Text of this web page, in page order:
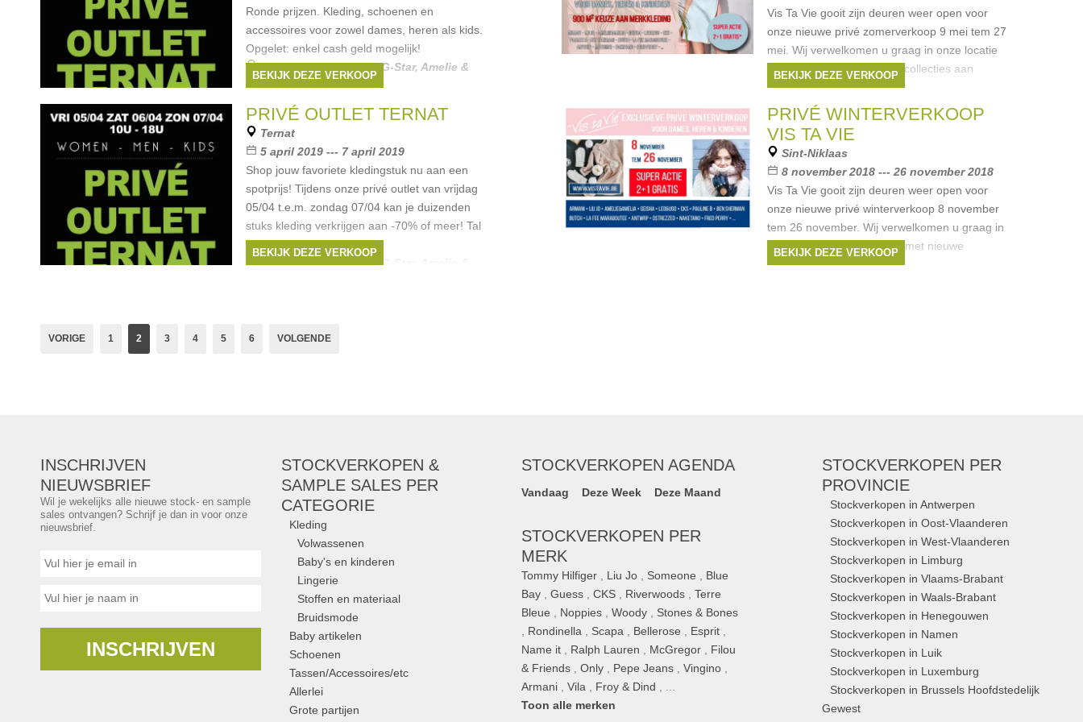
Ronde prijzen. Kleding, schoenen en
accessoires voor zowel dames, heren als kids.
Opgelet: enkel cash geld mogelijk!
Merken:Only,Garcia,G-Star, Amelie &
Amelie,Jack & Jones, ...
BEKIJK DEZE VERKOOP
Vis Ta Vie gooit zijn deuren weer open voor
onze nieuwe privé zomerverkoop 9 mei tem 27
mei. Wij verwelkomen u graag in onze locatie
te Sint-niklaas met nieuwe collecties aan
verminderde prijzen. Onze
Merken: Ralph Lauren ,Guess ,Armani
Liu Jo , Hugo Boss , ...
BEKIJK DEZE VERKOOP
PRIVÉ OUTLET TERNAT
Ternat
5 april 2019 --- 7 april 2019
Shop jouw favoriete kledingstuk nu aan een
spotprijs! Tijdens onze privé outlet van vrijdag
05/04 t.e.m. zondag 07/04 kan je duizenden
stuks kleding verkrijgen aan -70% of meer! Tal
van bekende
Merken:Only,Garcia,G-Star
BEKIJK DEZE VERKOOP
PRIVÉ WINTERVERKOOP
VIS TA VIE
Sint-Niklaas
8 november 2018 --- 26 november 2018
Vis Ta Vie gooit zijn deuren weer open voor
onze nieuwe privé winterverkoop 8 november
tem 26 november. Wij verwelkomen u graag in
onze locatie te sint-niklaas met nieuwe
collecties aan verminderde
BEKIJK DEZE VERKOOP
VORIGE 1 2 3 4 5 6 VOLGENDE
INSCHRIJVEN
NIEUWSBRIEF
Wil je wekelijks alle nieuwe stock- en sample
sales ontvangen? Schrijf je dan in voor onze
nieuwsbrief.
INSCHRIJVEN
STOCKVERKOPEN &
SAMPLE SALES PER
CATEGORIE
Kleding
Volwassenen
Baby's en kinderen
Lingerie
Stoffen en materiaal
Bruidsmode
Baby artikelen
Schoenen
Tassen/Accessoires/etc
Allerlei
Grote partijen
STOCKVERKOPEN AGENDA
Vandaag Deze Week Deze Maand
STOCKVERKOPEN PER
MERK
Tommy Hilfiger Liu Jo Someone
Blue
Bay ,Guess ,CKS Riverwoods ,Terre
Bleue
Noppies ,Woody
Stones & Bones
Rondinella Scapa Bellerose Esprit
Name it
Ralph Lauren McGregor
Filou
& Friends ,Only Pepe Jeans ,Vingino
Armani ,Vila Froy & Dind
Toon alle merken
STOCKVERKOPEN PER
PROVINCIE
Stockverkopen in Antwerpen
Stockverkopen in Oost-Vlaanderen
Stockverkopen in West-Vlaanderen
Stockverkopen in Limburg
Stockverkopen in Vlaams-Brabant
Stockverkopen in Waals-Brabant
Stockverkopen in Henegouwen
Stockverkopen in Namen
Stockverkopen in Luik
Stockverkopen in Luxemburg
Stockverkopen in Brussels Hoofdstedelijk
Gewest